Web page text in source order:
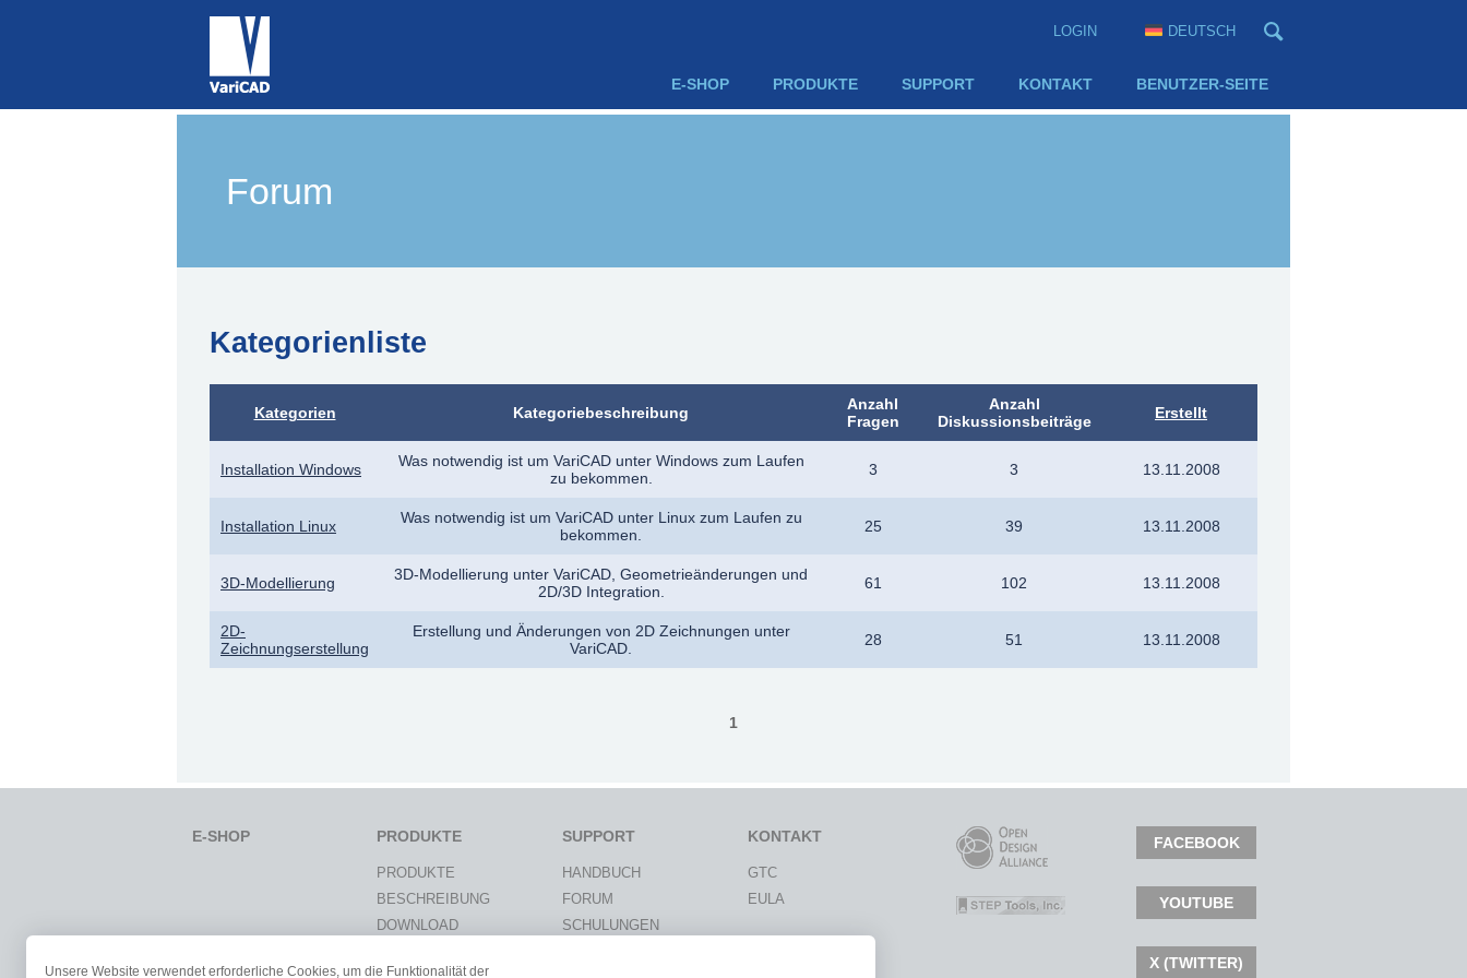
LOGIN DEUTSCH
E-SHOP PRODUKTE SUPPORT KONTAKT BENUTZER-SEITE
Forum
Kategorienliste
Kategorien Kategoriebeschreibung
Anzahl
Fragen
Anzahl
Diskussionsbeiträge
Erstellt
Installation Windows
Was notwendig ist um VariCAD unter Windows zum Laufen
zu bekommen.
3 3 13.11.2008
Installation Linux
Was notwendig ist um VariCAD unter Linux zum Laufen zu
bekommen.
25 39 13.11.2008
3D-Modellierung
3D-Modellierung unter VariCAD, Geometrieänderungen und
2D/3D Integration.
61 102 13.11.2008
2D-
Zeichnungserstellung
Erstellung und Änderungen von 2D Zeichnungen unter
VariCAD.
28 51 13.11.2008
1
E-SHOP PRODUKTE
PRODUKTE
BESCHREIBUNG
DOWNLOAD
SUPPORT
HANDBUCH
FORUM
SCHULUNGEN
KONTAKT
GTC
EULA
FACEBOOK
YOUTUBE
X (TWITTER)
Unsere Website verwendet erforderliche Cookies, um die Funktionalität der